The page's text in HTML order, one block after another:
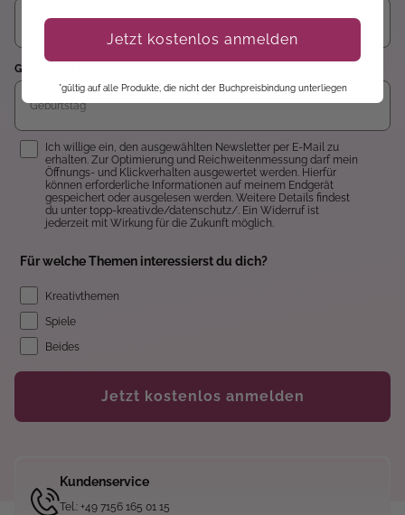
Geburtstag (optional)
Einwilligung
Ich willige ein, den ausgewählten Newsletter per E-Mail zu
erhalten. Zur Optimierung und Reichweitenmessung darf mein
Öffnungs- und Klickverhalten ausgewertet werden. Hierfür
können erforderliche Informationen auf meinem Endgerät
gespeichert oder ausgelesen werden. Weitere Details findest
du unter topp-kreativ.de/datenschutz/. Ein Widerruf ist
jederzeit mit Wirkung für die Zukunft möglich.
Für welche Themen interessierst du dich?
Kreativthemen
Spiele
Beides
Jetzt kostenlos anmelden
Kundenservice
Tel.: +49 7156 165 01 15
Jetzt kostenlos anmelden
*gültig auf alle Produkte, die nicht der Buchpreisbindung unterliegen